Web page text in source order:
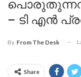
– ടി എൻ
By From The Desk
Share